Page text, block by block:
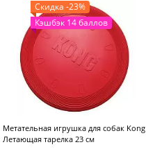
Скидка -23%
Кэшбэк 14 баллов
Метательная игрушка для собак Kong
Летающая тарелка 23 см